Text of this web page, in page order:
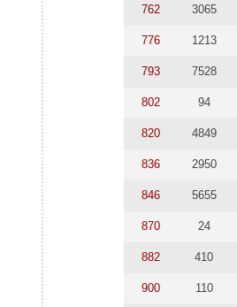
762 3065
776 1213
793 7528
802 94
820 4849
836 2950
846 5655
870 24
882 410
900 110